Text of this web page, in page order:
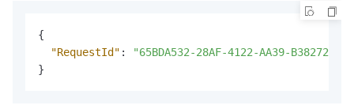
{
"RequestId" :
"65BDA532-28AF-4122-AA39-
}